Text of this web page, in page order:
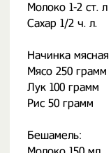
Молоко 1-2 ст. л
Сахар 1/2 ч. л.
Начинка
Мясо 250 грамм
Лук 100 грамм
Рис 50 грамм
Бешамель: